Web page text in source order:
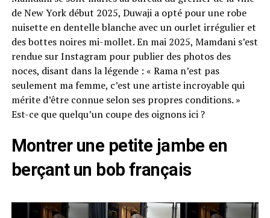
de New York début 2025, Duwaji a opté pour une robe
nuisette en dentelle blanche avec un ourlet irrégulier et
des bottes noires mi-mollet. En mai 2025, Mamdani s’est
rendue sur Instagram pour publier des photos des
noces, disant dans la légende : « Rama n’est pas
seulement ma femme, c’est une artiste incroyable qui
mérite d’être connue selon ses propres conditions. »
Est-ce que quelqu’un coupe des oignons ici ?
Montrer une petite jambe en
berçant un bob français